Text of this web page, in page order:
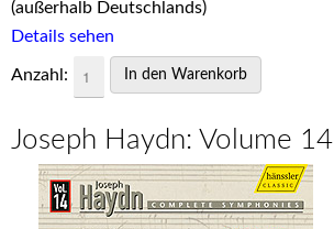
(außerhalb Deutschlands)
Details sehen
Anzahl:
Joseph Haydn: Volume 14